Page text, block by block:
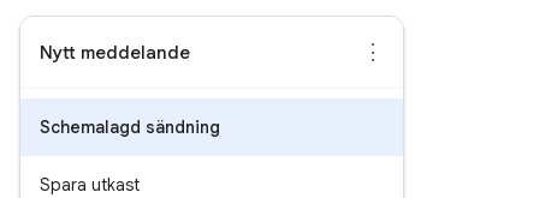
Nytt meddelande ⋮
Schemalagd sändning
Spara utkast